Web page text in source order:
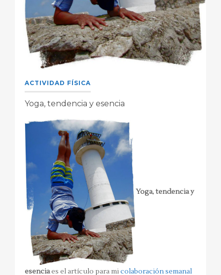
ACTIVIDAD FÍSICA
Yoga, tendencia y esencia
Yoga, tendencia y
esenciaes el artículo para micolaboración semanal